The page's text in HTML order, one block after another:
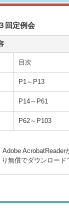
回定例会
目次
P1～P13
P14～P61
P62～P103
AcrobatReader
り無償でダウンロード